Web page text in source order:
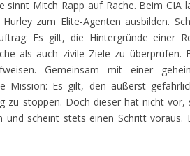
Mitch Rapp auf Rache. Beim CIA
zum Elite-Agenten ausbilden.
Es gilt, die Hintergründe einer
als auch zivile Ziele zu überprüfen.
Gemeinsam mit einer
Mission: Es gilt, den äußerst
zu stoppen. Doch dieser hat nicht vor,
scheint stets einen Schritt voraus.